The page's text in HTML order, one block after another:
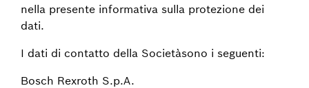
nella presente informativa sulla protezione dei
dati.
I dati di contatto della Societàsono i seguenti:
Bosch Rexroth S.p.A.